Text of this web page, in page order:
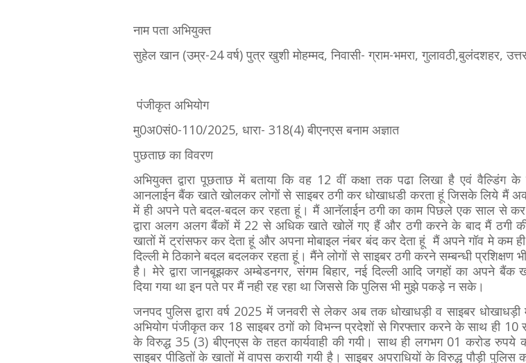
नाम पता अभियुक्त
सुहेल खान (उम्र-24 वर्ष) पुत्र खुशी मोहम्मद, निवासी- ग्राम-भमरा, गुलावठी,बुलंदशहर,
पंजीकृत अभियोग
मु0अ0सं0-110/2025, धारा- 318(4) बीएनएस बनाम अज्ञात
पुछताछ का विवरण
अभियुक्त द्वारा पूछताछ में बताया कि वह 12 वीं कक्षा तक पढा लिखा है एवं वैल्डिंग
आनलाईन बैंक खाते खोलकर लोगों से साइबर ठगी कर धोखाधडी करता हूं जिसके लिये मैं
में ही अपने पते बदल-बदल कर रहता हूं। मैं आनॅलाईन ठगी का काम पिछले एक साल से कर
द्वारा अलग अलग बैंकों में 22 से अधिक खाते खोलें गए हैं और ठगी करने के बाद मैं ठगी
खातों में ट्रांसफर कर देता हूं और अपना मोबाइल नंबर बंद कर देता हूं मैं अपने गॉव मे कम
दिल्ली मे ठिकाने बदल बदलकर रहता हूं। मैंने लोगों से साइबर ठगी करने सम्बन्धी प्रशिक्षण
है। मेरे द्वारा जानबूझकर अम्बेडनगर, संगम बिहार, नई दिल्ली आदि जगहों का अपने बैंक
दिया गया था इन पते पर मैं नही रह रहा था जिससे कि पुलिस भी मुझे पकड़े न सके।
जनपद पुलिस द्वारा वर्ष 2025 में जनवरी से लेकर अब तक धोखाधड़ी व साइबर
अभियोग पंजीकृत कर 18 साइबर ठगों को विभन्न प्रदेशों से गिरफ्तार करने के साथ ही 10
के विरुद्ध 35 (3) बीएनएस के तहत कार्यवाही की गयी। साथ ही लगभग 01 करोड रुपये
साइबर पीडितों के खातों में वापस करायी गयी है। साइबर अपराधियों के विरुद्ध पौड़ी पुलिस